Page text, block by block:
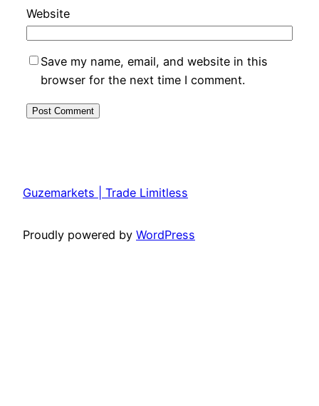
Website
Save my name, email, and website in this
browser for the next time I comment.
Guzemarkets | Trade Limitless
Proudly powered by WordPress